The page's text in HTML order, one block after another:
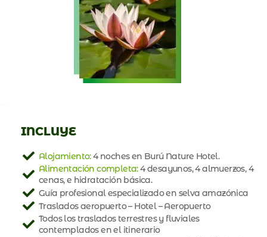
INCLUYE
Alojamiento:4 noches en Burú Nature Hotel.
Alimentación completa:4 desayunos, 4 almuerzos, 4
cenas, e hidratación básica.
Guía profesional especializado en selva amazónica
Traslados aeropuerto – Hotel – Aeropuerto
Todos los traslados terrestres y fluviales
contemplados en el itinerario